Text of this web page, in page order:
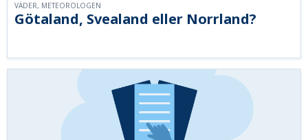
Götaland, Svealand eller Norrland?
VÄDER, METEOROLOGEN